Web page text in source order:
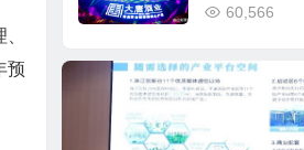
预
60,566